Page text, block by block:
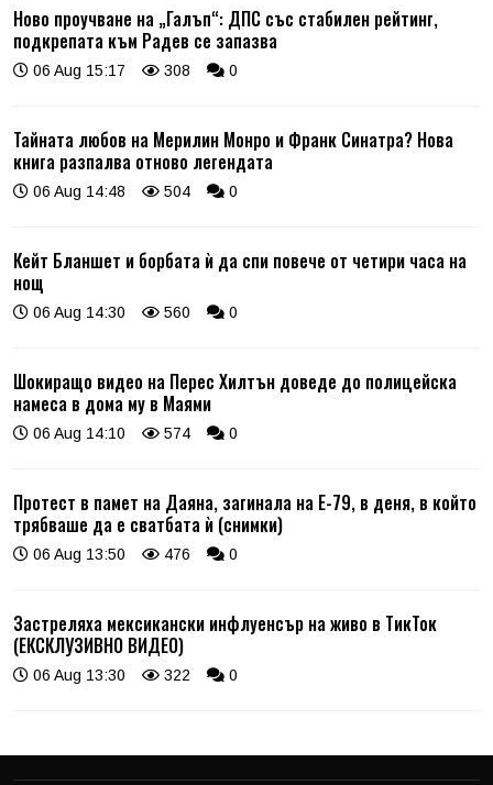
Ново проучване на „Галъп“: ДПС със стабилен рейтинг,
подкрепата към Радев се запазва
06 Aug 15:17 308 0
Тайната любов на Мерилин Монро и Франк Синатра? Нова
книга разпалва отново легендата
06 Aug 14:48 504 0
Кейт Бланшет и борбата ѝ да спи повече от четири часа на
нощ
06 Aug 14:30 560 0
Шокиращо видео на Перес Хилтън доведе до полицейска
намеса в дома му в Маями
06 Aug 14:10 574 0
Протест в памет на Даяна, загинала на Е-79, в деня, в който
трябваше да е сватбата ѝ (снимки)
06 Aug 13:50 476 0
Застреляха мексикански инфлуенсър на живо в ТикТок
(ЕКСКЛУЗИВНО ВИДЕО)
06 Aug 13:30 322 0